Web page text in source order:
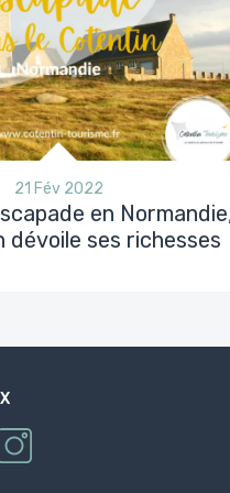
21 Fév 2022
en
dévoile ses richesses